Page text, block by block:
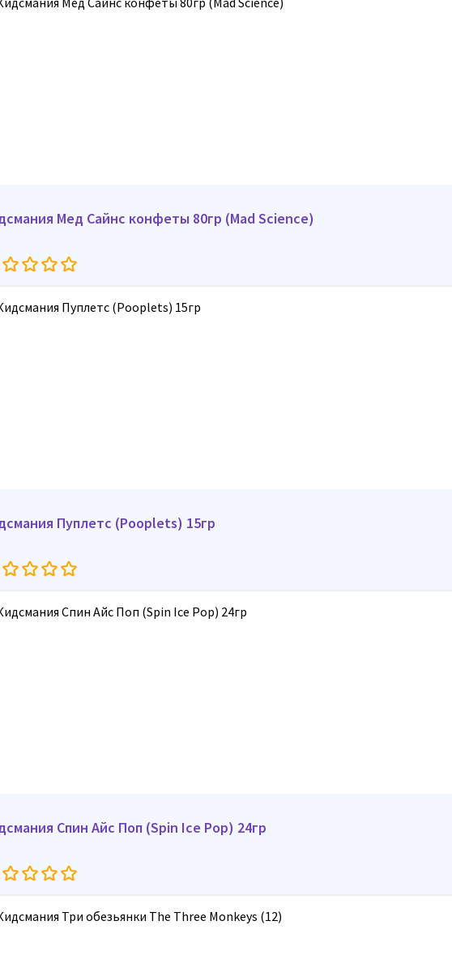
Мед Сайнс конфеты 80гр (Mad Science)
Пуплетс (Pooplets) 15гр
Спин Айс Поп (Spin Ice Pop) 24гр